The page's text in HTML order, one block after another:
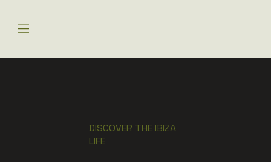
DISCOVER THE IBIZA
LIFE